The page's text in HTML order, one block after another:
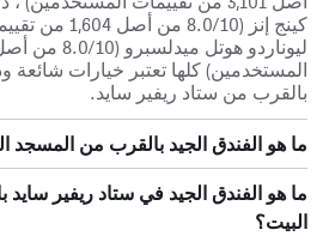
كينج إنز (8.0/
المستخدمين) كلها تعتبر خيارات
بالقرب من ستاد ريفير سايد.
ما هو الفندق الجيد بالقرب من المسجد
ما هو الفندق الجيد في ستاد ريفير سايد
البيت؟